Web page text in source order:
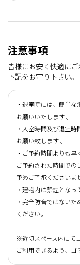
注意事項
皆様にお安く快適にご
下記をお守り下さい。
・退室時には、簡単
お願いいたします 。
・入室時間及び退室
お願い致します 。
・ご予約時間よりも早
ご予約された時間での
予めご了承くださいま
・建物内は禁煙となっ
・完全防音ではない
ください。
※近頃スペース内にて
ご利用できるよう、ゴ